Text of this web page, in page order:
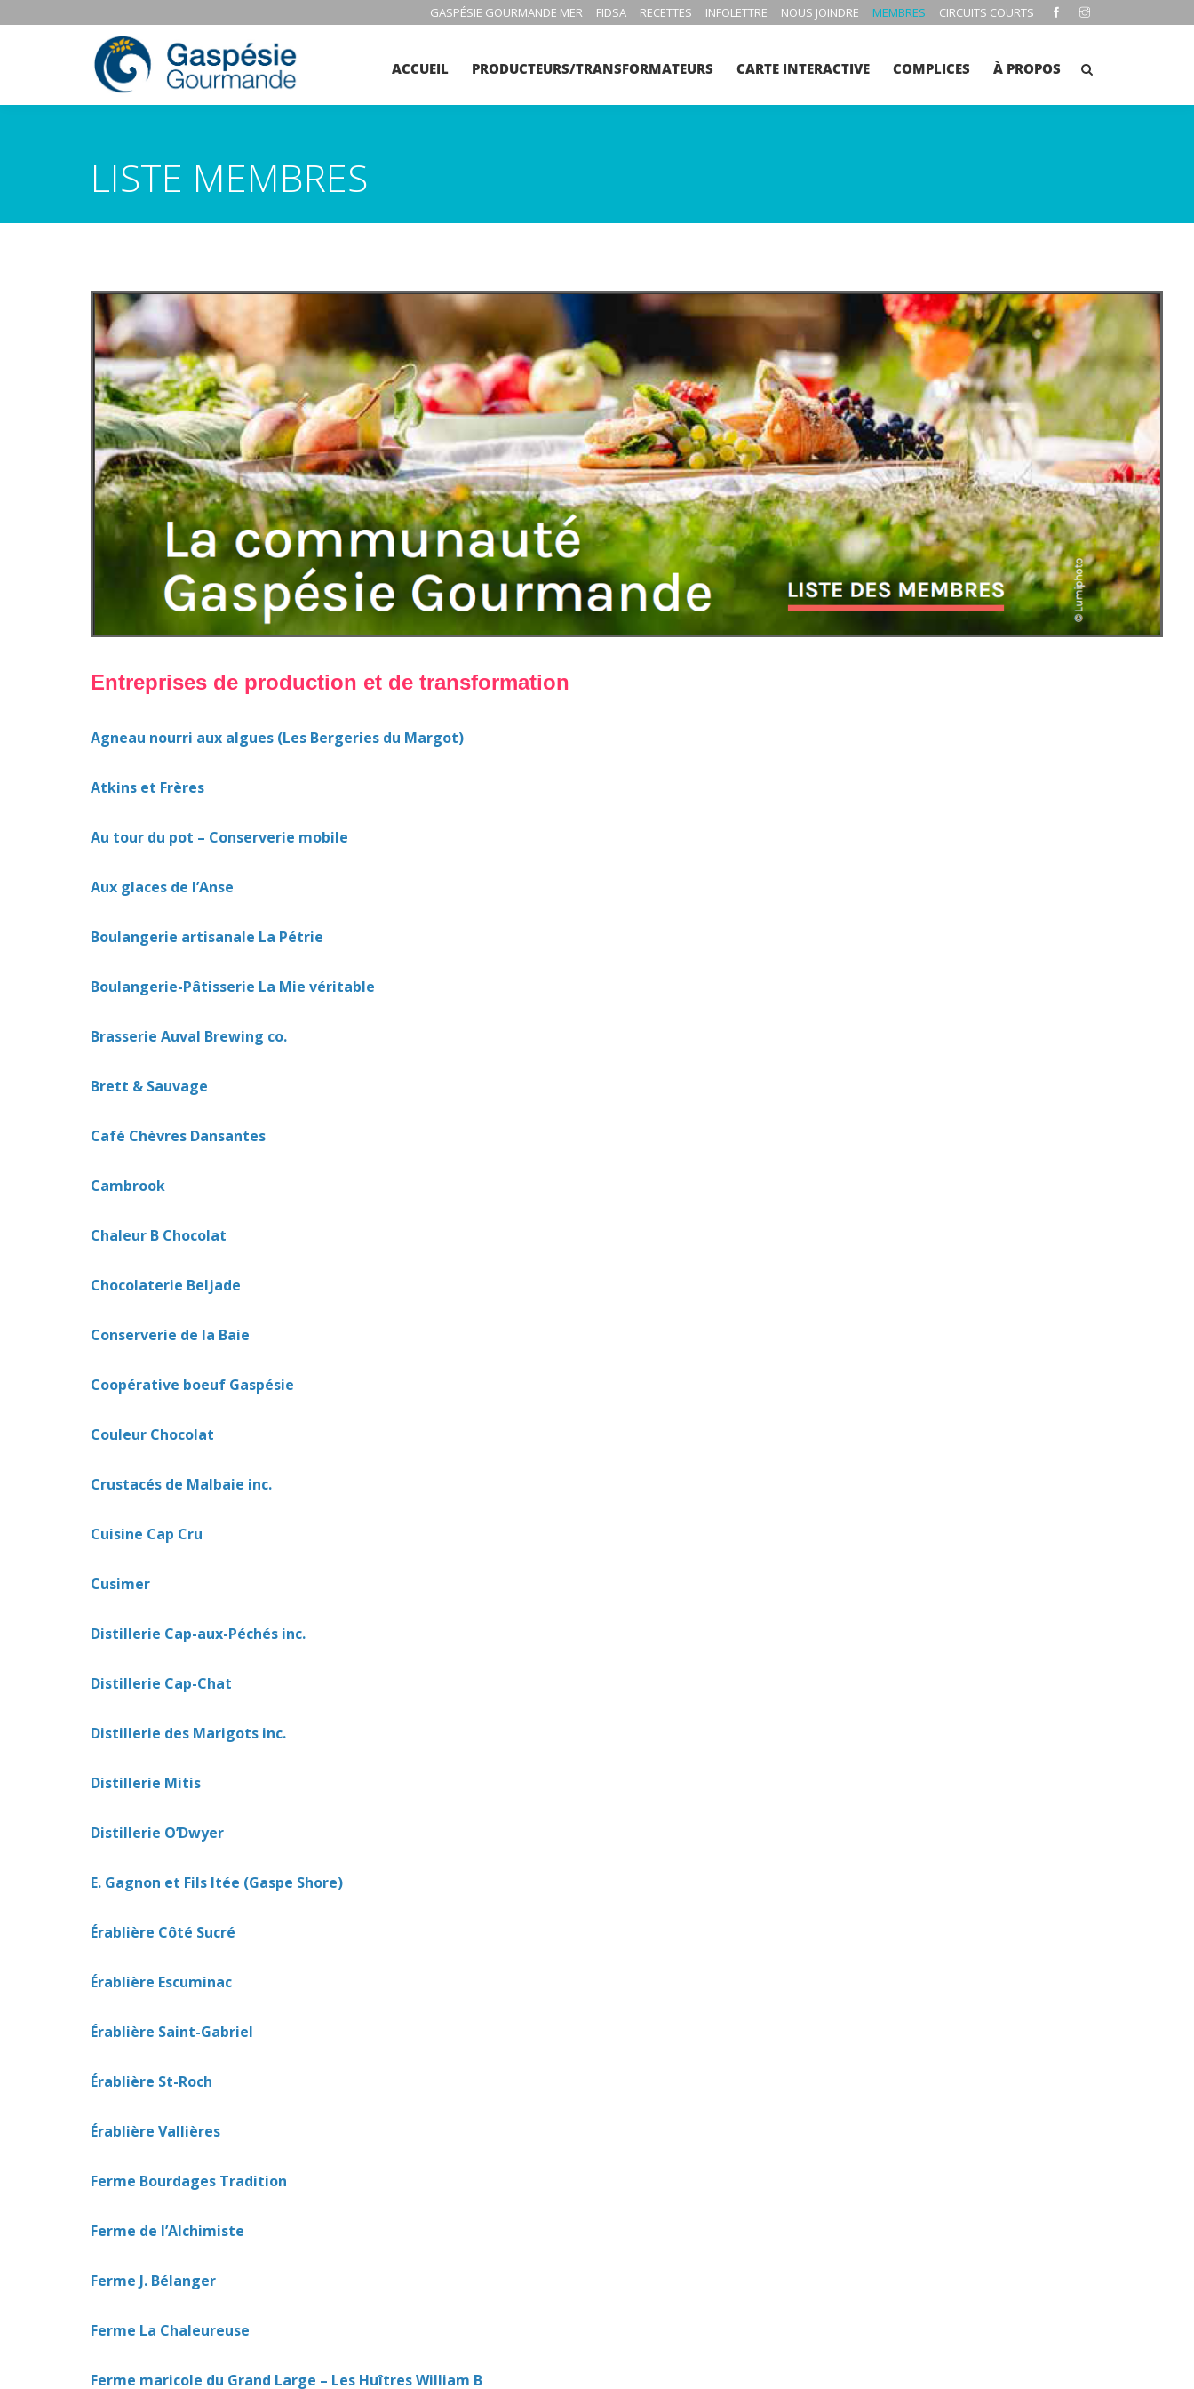
GASPÉSIE GOURMANDE MER FIDSA RECETTES INFOLETTRE NOUS JOINDRE MEMBRES CIRCUITS COURTS
ACCUEIL PRODUCTEURS/TRANSFORMATEURS CARTE INTERACTIVE COMPLICES À PROPOS
LISTE MEMBRES
Entreprises de production et de transformation
Agneau nourri aux algues (Les Bergeries du Margot)
Atkins et Frères
Au tour du pot – Conserverie mobile
Aux glaces de l’Anse
Boulangerie artisanale La Pétrie
Boulangerie-Pâtisserie La Mie véritable
Brasserie Auval Brewing co.
Brett & Sauvage
Café Chèvres Dansantes
Cambrook
Chaleur B Chocolat
Chocolaterie Beljade
Conserverie de la Baie
Coopérative boeuf Gaspésie
Couleur Chocolat
Crustacés de Malbaie inc.
Cuisine Cap Cru
Cusimer
Distillerie Cap-aux-Péchés inc.
Distillerie Cap-Chat
Distillerie des Marigots inc.
Distillerie Mitis
Distillerie O’Dwyer
E. Gagnon et Fils ltée (Gaspe Shore)
Érablière Côté Sucré
Érablière Escuminac
Érablière Saint-Gabriel
Érablière St-Roch
Érablière Vallières
Ferme Bourdages Tradition
Ferme de l’Alchimiste
Ferme J. Bélanger
Ferme La Chaleureuse
Ferme maricole du Grand Large – Les Huîtres William B